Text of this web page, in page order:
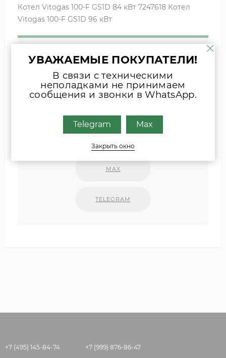
Котел Vitogas 100-F GS1D 84 кВт 7247618 Котел
Vitogas 100-F GS1D 96 кВт
Если вы затрудняетесь с выбором
комплектующих, присылайте фото
шильда оборудования или запчасти
удобным для Вас способом
MAX
TELEGRAM
+7 (495) 145-84-74 +7 (999) 876-86-47
УВАЖАЕМЫЕ ПОКУПАТЕЛИ!
В связи с техническими
неполадками не принимаем
сообщения и звонки в WhatsApp.
Telegram Max
Закрыть окно